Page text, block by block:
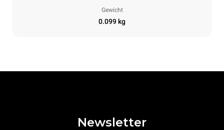
Gewicht
0.099 kg
Newsletter